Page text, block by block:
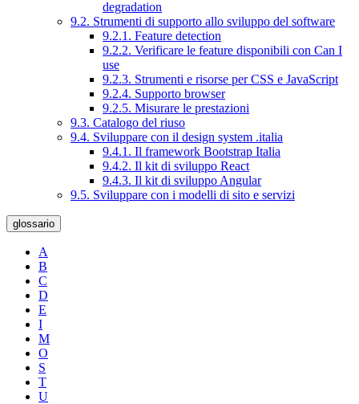
degradation
9.2. Strumenti di supporto allo sviluppo del software
9.2.1. Feature detection
9.2.2. Verificare le feature disponibili con Can I
use
9.2.3. Strumenti e risorse per CSS e JavaScript
9.2.4. Supporto browser
9.2.5. Misurare le prestazioni
9.3. Catalogo del riuso
9.4. Sviluppare con il design system .italia
9.4.1. Il framework Bootstrap Italia
9.4.2. Il kit di sviluppo React
9.4.3. Il kit di sviluppo Angular
9.5. Sviluppare con i modelli di sito e servizi
glossario
A
B
C
D
E
I
M
O
S
T
U